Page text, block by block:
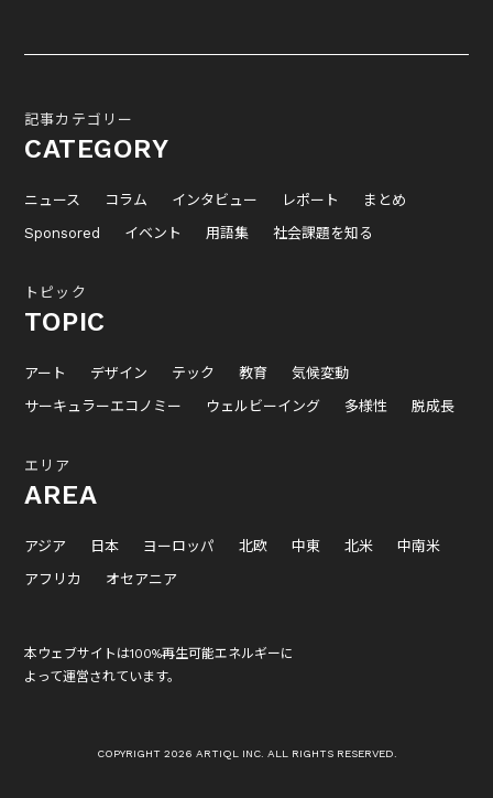
記事カテゴリー
CATEGORY
ニュース コラム インタビュー レポート
まとめ
Sponsored
イベント 用語集 社会課題を知る
トピック
TOPIC
アート デザイン テック 教育
気候変動
サーキュラーエコノミー
ウェルビーイング 多様性 脱成長
エリア
AREA
アジア 日本 ヨーロッパ 北欧 中東 北米
中南米
アフリカ
オセアニア
本ウェブサイトは100%再生可能エネルギーに
よって運営されています。
COPYRIGHT 2026 ARTIQL INC. ALL RIGHTS RESERVED.